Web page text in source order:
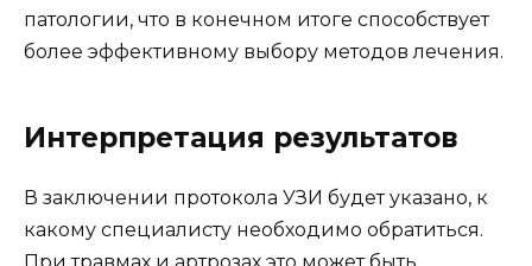
патологии, что в конечном итоге способствует
более эффективному выбору методов лечения.
Интерпретация результатов
В заключении протокола УЗИ будет указано, к
какому специалисту необходимо обратиться.